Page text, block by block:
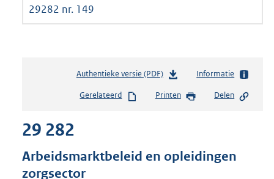
29282 nr. 149
Authentieke versie (PDF)b
s
s
Informatie
Gerelateerd Printen Delen
29 282
Arbeidsmarktbeleid en opleidingen
zorgsector